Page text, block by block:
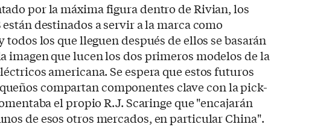
por la máxima figura dentro de Rivian, los
están destinados a servir a la marca como
los que lleguen después de ellos se basarán
imagen que lucen los dos primeros modelos de la
americana. Se espera que estos futuros
compartan componentes clave con la pick-
el propio R.J. Scaringe que "encajarán
de esos otros mercados, en particular China".